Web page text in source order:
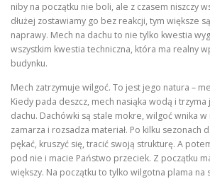
niby na początku nie boli, ale z czasem niszczy
dłużej zostawiamy go bez reakcji, tym większe
naprawy. Mech na dachu to nie tylko kwestia
wszystkim kwestia techniczna, która ma realny
budynku.
Mech zatrzymuje wilgoć. To jest jego natura –
Kiedy pada deszcz, mech nasiąka wodą i
dachu. Dachówki są stale mokre, wilgoć wnika
zamarza i rozsadza materiał. Po kilku sezonach
pękać, kruszyć się, tracić swoją strukturę. A
pod nie i macie Państwo przeciek. Z początku
większy. Na początku to tylko wilgotna plama na